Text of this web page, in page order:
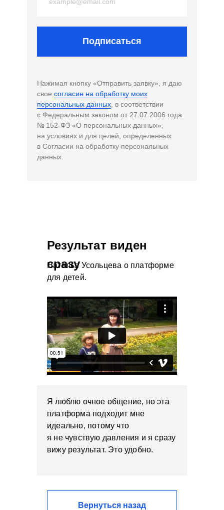
Подписаться
Нажимая кнопку «Отправить заявку», я даю
свое согласие на обработку моих
персональных данных , в соответствии
с Федеральным законом от 27.07.2006 года
№ 152-ФЗ «О персональных данных»,
на условиях и для целей, определенных
в Согласии на обработку персональных
данных.
Результат виден
сразу
Вернуться назад
Наталья Усольцева о платформе
для детей.
Я люблю очное общение, но эта
платформа подходит мне
идеально, потому что
я не чувствую давления и я сразу
вижу результат. Это удобно.